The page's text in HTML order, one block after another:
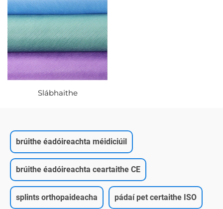
Slábhaithe
brúithe éadóireachta méidiciúil
brúithe éadóireachta ceartaithe CE
splints orthopaideacha pádaí pet certaithe ISO